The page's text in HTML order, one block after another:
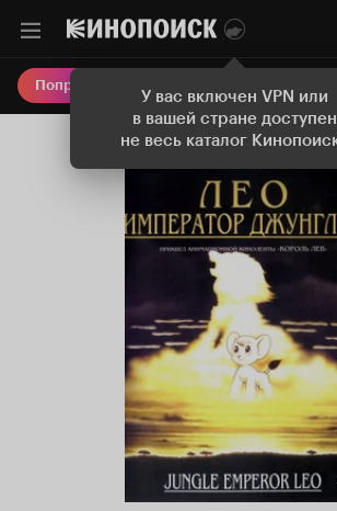
У вас включен VPN или
в вашей стране доступен
не весь каталог
Попробовать Плюс Онлайн-